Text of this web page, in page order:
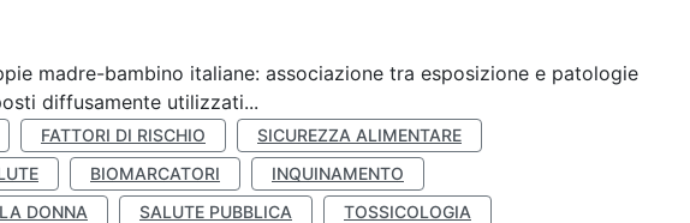
madre-bambino italiane: associazione tra esposizione e patologie
diffusamente utilizzati...
FATTORI DI RISCHIO
SICUREZZA ALIMENTARE
BIOMARCATORI
INQUINAMENTO
DONNA SALUTE PUBBLICA
TOSSICOLOGIA